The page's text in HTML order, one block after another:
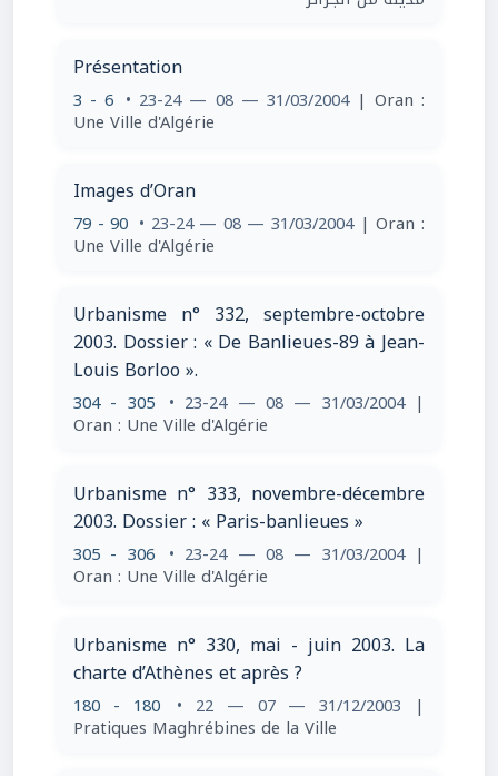
Présentation
3 - 6 • 23-24 — 08 — 31/03/2004 | Oran :
Une Ville d'Algérie
Images d’Oran
79 - 90 • 23-24 — 08 — 31/03/2004 | Oran :
Une Ville d'Algérie
Urbanisme n° 332, septembre-octobre
2003. Dossier : « De Banlieues-89 à Jean-
Louis Borloo ».
304 - 305 • 23-24 — 08 — 31/03/2004 |
Oran : Une Ville d'Algérie
Urbanisme n° 333, novembre-décembre
2003. Dossier : « Paris-banlieues »
305 - 306 • 23-24 — 08 — 31/03/2004 |
Oran : Une Ville d'Algérie
Urbanisme n° 330, mai - juin 2003. La
charte d’Athènes et après ?
180 - 180 • 22 — 07 — 31/12/2003 |
Pratiques Maghrébines de la Ville